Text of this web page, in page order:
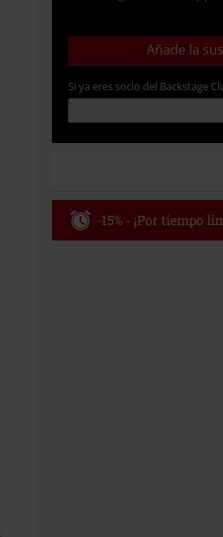
Añade la
Si ya eres socio del Backstage
-15% - ¡Por tiempo